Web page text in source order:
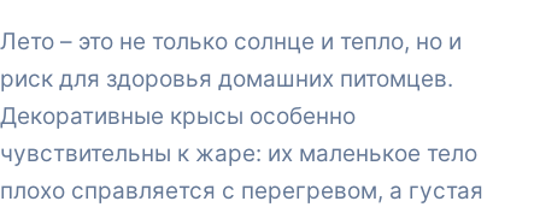
Лето – это не только солнце и тепло, но и
риск для здоровья домашних питомцев.
Декоративные крысы особенно
чувствительны к жаре: их маленькое тело
плохо справляется с перегревом, а густая